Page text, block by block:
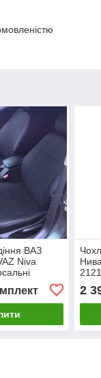
ВАЗ
Niva
2